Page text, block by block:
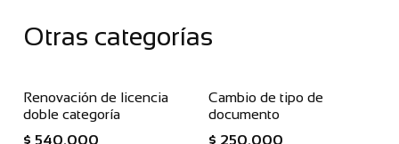
Otras categorías
Renovación de licencia
doble categoría
$ 540.000
Cambio de tipo de
documento
$ 250.000